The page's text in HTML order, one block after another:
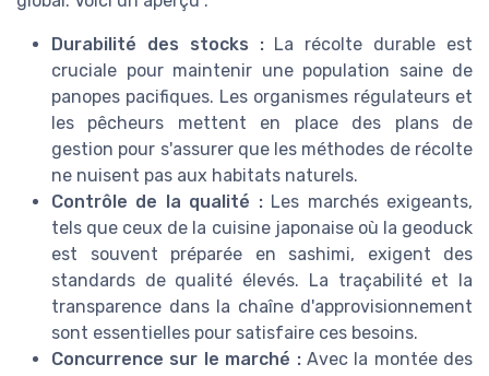
Durabilité des stocks :La récolte durable est
cruciale pour maintenir une population saine de
panopes pacifiques. Les organismes régulateurs et
les pêcheurs mettent en place des plans de
gestion pour s'assurer que les méthodes de récolte
ne nuisent pas aux habitats naturels.
Contrôle de la qualité :Les marchés exigeants,
tels que ceux de la cuisine japonaise où la geoduck
est souvent préparée en sashimi, exigent des
standards de qualité élevés. La traçabilité et la
transparence dans la chaîne d'approvisionnement
sont essentielles pour satisfaire ces besoins.
Concurrence sur le marché :Avec la montée des